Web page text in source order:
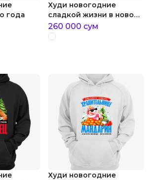
года
Худи новогодние
сладкой жизни в новом
году
260 000 сум
Худи новогодние